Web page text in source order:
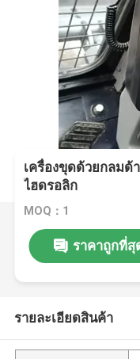
เครื่องขุดด้วยกลมด้
ไฮดรอลิก
MOQ：1
ราคาถูกที่สุ
รายละเอียดสินค้า